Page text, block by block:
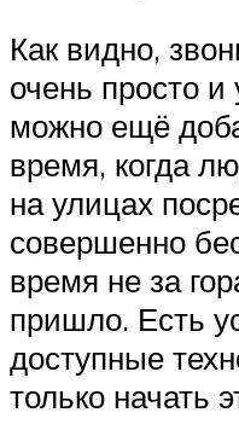
Как видно,
очень просто
можно ещё
время, когда
на улицах
совершенно
время не за
пришло. Есть
доступные
только начать